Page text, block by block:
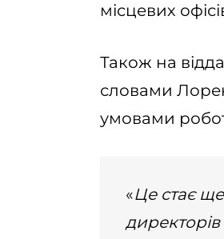
місцевих
Також на
словами
умовами
«Це стає